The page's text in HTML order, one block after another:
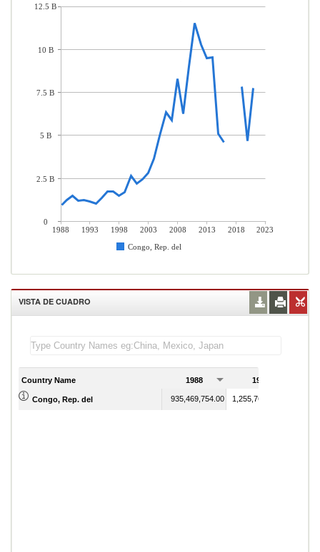
1988 1993 1998 2003 2008 2013 2018
2023
Congo, Rep. del
12.5 B
10 B
7.5 B
5 B
2.5 B
0
VISTA DE CUADRO
Country Name 1988 1989
Congo, Rep. del 935,469,754.00 1,255,766,701.00